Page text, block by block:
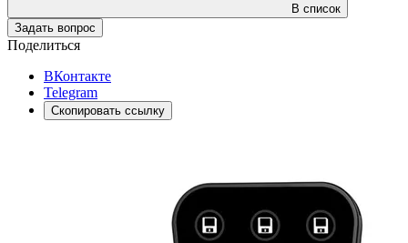
В список
Задать вопрос
Поделиться
ВКонтакте
Telegram
Скопировать ссылку